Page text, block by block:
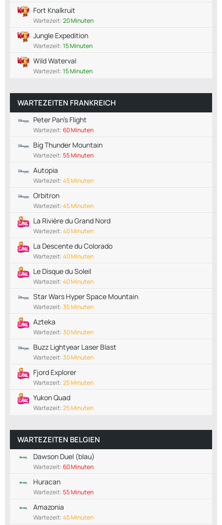
Fort Knalkruit
Wartezeit:20 Minuten
Jungle Expedition
Wartezeit:15 Minuten
Wild Waterval
Wartezeit:15 Minuten
WARTEZEITEN FRANKREICH
Peter Pan's Flight
Wartezeit:60 Minuten
Big Thunder Mountain
Wartezeit:55 Minuten
Autopia
Wartezeit:45 Minuten
Orbitron
Wartezeit:45 Minuten
La Rivière du Grand Nord
Wartezeit:40 Minuten
La Descente du Colorado
Wartezeit:40 Minuten
Le Disque du Soleil
Wartezeit:40 Minuten
Star Wars Hyper Space Mountain
Wartezeit:35 Minuten
Azteka
Wartezeit:30 Minuten
Buzz Lightyear Laser Blast
Wartezeit:30 Minuten
Fjord Explorer
Wartezeit:25 Minuten
Yukon Quad
Wartezeit:25 Minuten
WARTEZEITEN BELGIEN
Dawson Duel (blau)
Wartezeit:60 Minuten
Huracan
Wartezeit:55 Minuten
Amazonia
Wartezeit:45 Minuten